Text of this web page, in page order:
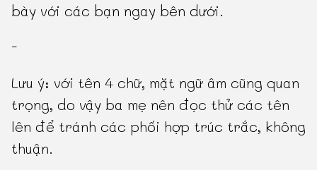
bày với các bạn ngay bên dưới.
-
Lưu ý: với tên 4 chữ, mặt ngữ âm cũng quan
trọng, do vậy ba mẹ nên đọc thử các tên
lên để tránh các phối hợp trúc trắc, không
thuận.